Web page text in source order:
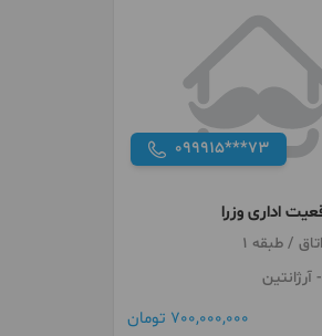
099915***73
- آرژانتین
700,000,000 تومان